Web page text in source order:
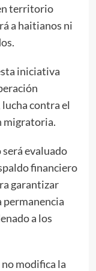
territorio
a haitianos ni
iniciativa
contra el
migratoria.
será evaluado
financiero
garantizar
permanencia
a los
modifica la